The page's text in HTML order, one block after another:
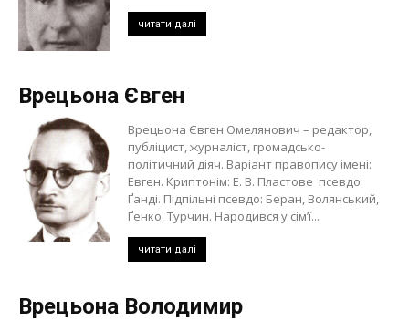
читати далі
Врецьона Євген
Врецьона Євген Омелянович – редактор,
публіцист, журналіст, громадсько-
політичний діяч. Варіант правопису імені:
Евген. Криптонім: Е. В. Пластове псевдо:
Ґанді. Підпільні псевдо: Беран, Волянський,
Ґенко, Турчин. Народився у сім’ї...
читати далі
Врецьона Володимир